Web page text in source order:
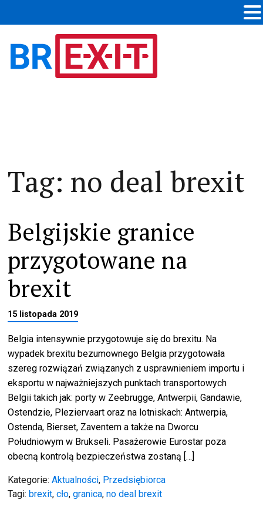
Tag: no deal brexit
Belgijskie granice
przygotowane na
brexit
15 listopada 2019
Belgia intensywnie przygotowuje się do brexitu. Na
wypadek brexitu bezumownego Belgia przygotowała
szereg rozwiązań związanych z usprawnieniem importu i
eksportu w najważniejszych punktach transportowych
Belgii takich jak: porty w Zeebrugge, Antwerpii, Gandawie,
Ostendzie, Pleziervaart oraz na lotniskach: Antwerpia,
Ostenda, Bierset, Zaventem a także na Dworcu
Południowym w Brukseli. Pasażerowie Eurostar poza
obecną kontrolą bezpieczeństwa zostaną […]
Kategorie:Aktualności, Przedsiębiorca
Tagi:brexit,cło,granica,no deal brexit